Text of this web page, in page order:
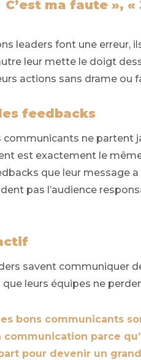
ma faute »,
leaders font une erreur,
leur mette le doigt
actions sans drame ou
feedbacks
communicants ne partent
est exactement le
que leur message
pas l’audience
savent communiquer
leurs équipes ne
bons communicants
parce
pour devenir un